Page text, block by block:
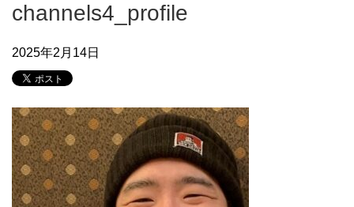
channels4_profile
2025年2月14日